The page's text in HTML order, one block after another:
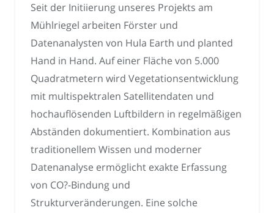
Seit der Initiierung unseres Projekts am
Mühlriegel arbeiten Förster und
Datenanalysten von Hula Earth und planted
Hand in Hand. Auf einer Fläche von 5.000
Quadratmetern wird Vegetationsentwicklung
mit multispektralen Satellitendaten und
hochauflösenden Luftbildern in regelmäßigen
Abständen dokumentiert. Kombination aus
traditionellem Wissen und moderner
Datenanalyse ermöglicht exakte Erfassung
von CO?-Bindung und
Strukturveränderungen. Eine solche